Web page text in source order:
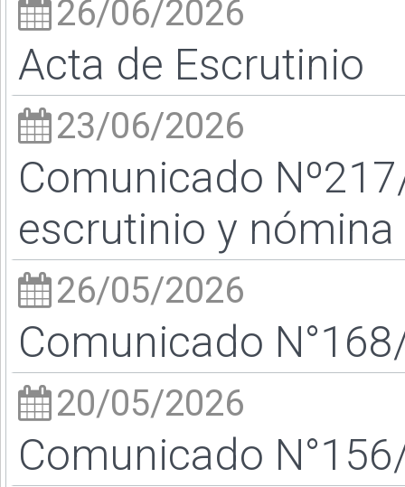
26/06/2026
Acta de Escrutinio
23/06/2026
Comunicado
escrutinio y
26/05/2026
Comunicado
20/05/2026
Comunicado